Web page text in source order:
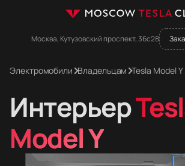
Москва, Кутузовский проспект, 36с28
Электромобили Владельцам Tesla Model Y
Интерьер
Model Y